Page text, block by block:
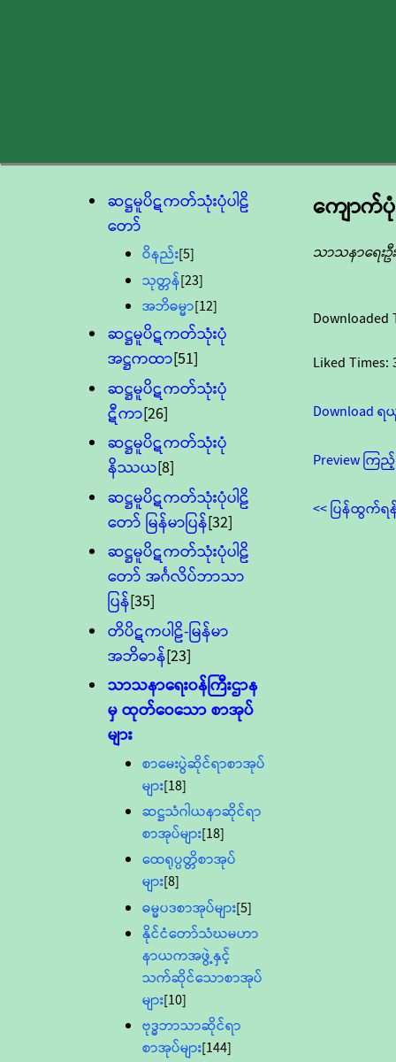
ဆဋ္ဌမူပိဋကတ်သုံးပုံပါဠိ
တော်
ဝိနည်း[5]
သုတ္တန်[23]
အဘိဓမ္မာ[12]
ဆဋ္ဌမူပိဋကတ်သုံးပုံ
အဋ္ဌကထာ[51]
ဆဋ္ဌမူပိဋကတ်သုံးပုံ
ဋီကာ[26]
ဆဋ္ဌမူပိဋကတ်သုံးပုံ
နိဿယ[8]
ဆဋ္ဌမူပိဋကတ်သုံးပုံပါဠိ
တော် မြန်မာပြန်[32]
ဆဋ္ဌမူပိဋကတ်သုံးပုံပါဠိ
တော် အင်္ဂလိပ်ဘာသာ
ပြန်[35]
တိပိဋကပါဠိ-မြန်မာ
အဘိဓာန်[23]
သာသနာရေး၀န်ကြီးဌာန
မှ ထုတ်ဝေသော စာအုပ်
များ
စာမေးပွဲဆိုင်ရာစာအုပ်
များ[18]
ဆဋ္ဌသံဂါယနာဆိုင်ရာ
စာအုပ်များ[18]
ထေရုပ္ပတ္တိစာအုပ်
များ[8]
ဓမ္မပဒစာအုပ်များ[5]
နိုင်ငံတော်သံဃမဟာ
နာယကအဖွဲ့နှင့်
သက်ဆိုင်သောစာအုပ်
များ[10]
ဗုဒ္ဓဘာသာဆိုင်ရာ
စာအုပ်များ[144]
ကျောက်
သာသနာရေးဦ
Downloaded
Liked Times:
Download
Preview ကြ
<< ပြန်ထွက်ရ